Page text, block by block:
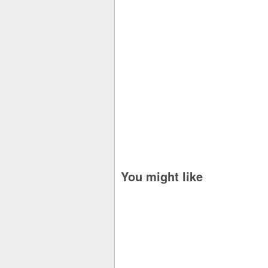
You might like